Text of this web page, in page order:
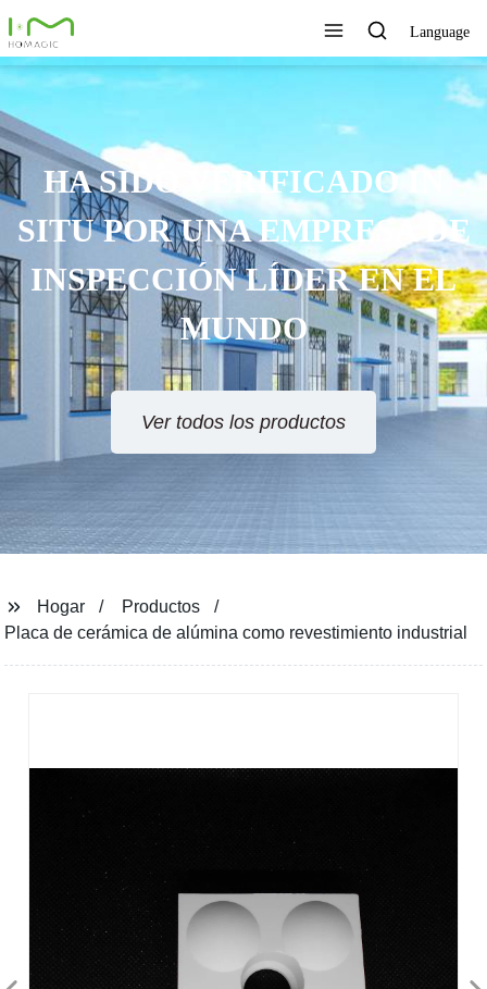
Language
ÚNICA,
CALIDAD,
SERVICIO RÁPIDO
Ver todos los productos
Hogar
Productos
Placa de cerámica de alúmina como revestimiento industrial